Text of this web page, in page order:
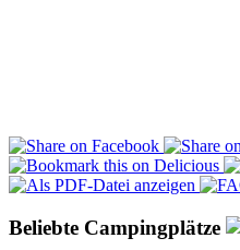
Beliebte Campingplätze